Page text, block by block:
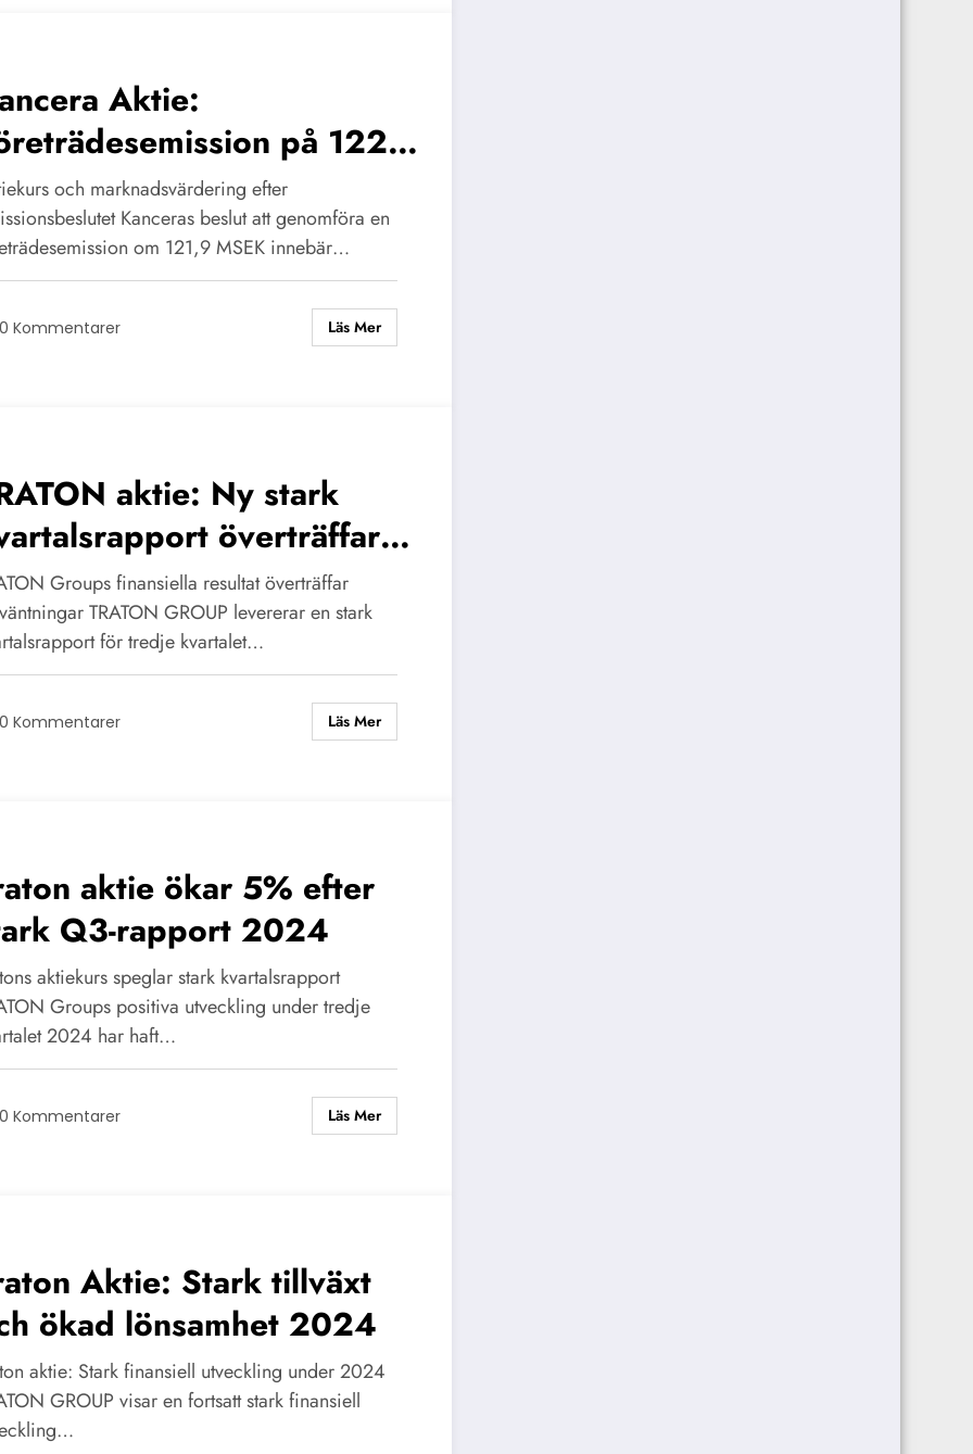
Aktie:
på 122
Genomförs
och marknadsvärdering efter
Kanceras beslut att genomföra en
om 121,9 MSEK innebär…
0 Kommentarer Läs Mer
aktie: Ny stark
överträffar
Groups finansiella resultat överträffar
TRATON GROUP levererar en stark
för tredje kvartalet…
0 Kommentarer Läs Mer
aktie ökar 5% efter
Q3-rapport 2024
aktiekurs speglar stark kvartalsrapport
Groups positiva utveckling under tredje
2024 har haft…
0 Kommentarer Läs Mer
Aktie: Stark tillväxt
ökad lönsamhet 2024
aktie: Stark finansiell utveckling under 2024
GROUP visar en fortsatt stark finansiell